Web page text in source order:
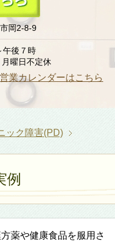
岡2-8-9
午後７時
月曜日不定休
営業カレンダーはこちら
ック障害(PD)
例
薬や健康食品を服用さ